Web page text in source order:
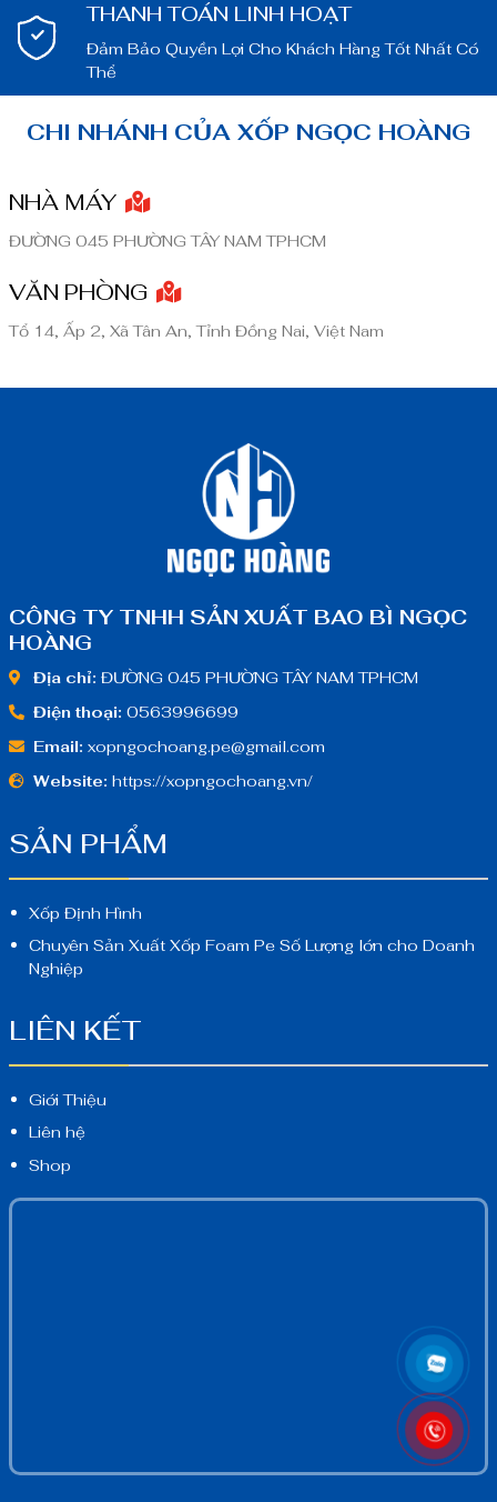
THANH TOÁN LINH HOẠT
Đảm Bảo Quyền Lợi Cho Khách Hàng Tốt Nhất Có
Thể
CHI NHÁNH CỦA XỐP NGỌC HOÀNG
NHÀ MÁY
ĐƯỜNG 045 PHƯỜNG TÂY NAM TPHCM
VĂN PHÒNG
Tổ 14, Ấp 2, Xã Tân An, Tỉnh Đồng Nai, Việt Nam
CÔNG TY TNHH SẢN XUẤT BAO BÌ NGỌC
HOÀNG
Địa chỉ: ĐƯỜNG 045 PHƯỜNG TÂY NAM TPHCM
Điện thoại: 0563996699
Email: xopngochoang.pe@gmail.com
Website: https://xopngochoang.vn/
SẢN PHẨM
Xốp Định Hình
Chuyên Sản Xuất Xốp Foam Pe Số Lượng lớn cho Doanh
Nghiệp
LIÊN KẾT
Giới Thiệu
Liên hệ
Shop